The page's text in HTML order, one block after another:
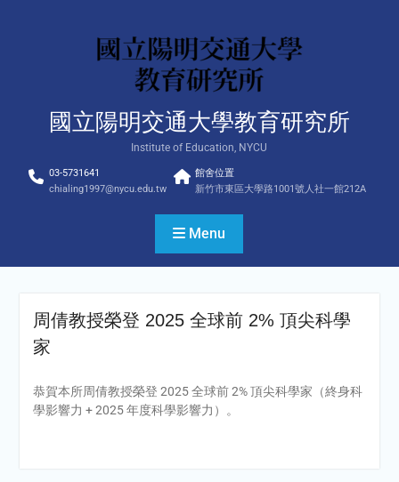
國立陽明交通大學教育研究所
Institute of Education, NYCU
03-5731641
chialing1997@nycu.edu.tw
館舍位置
新竹市東區大學路1001號人社一館212A
Menu
周倩教授榮登 2025 全球前 2% 頂尖科學
家
恭賀本所周倩教授榮登 2025 全球前 2% 頂尖科學家（終身科
學影響力 + 2025 年度科學影響力）。